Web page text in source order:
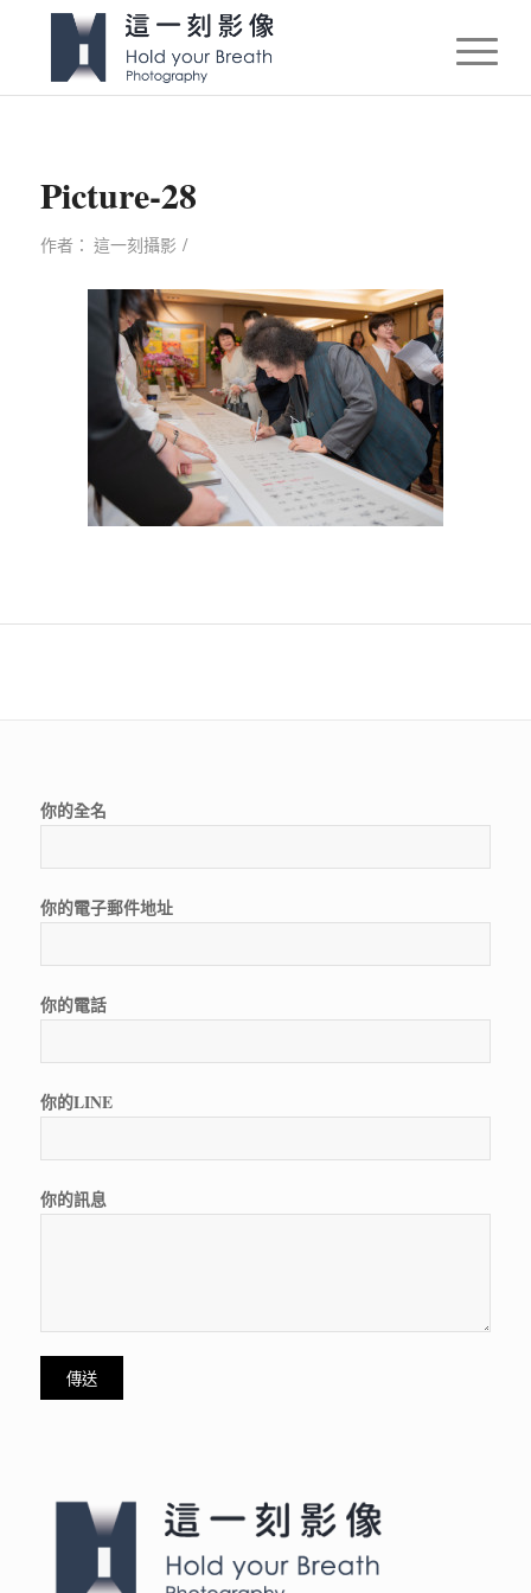
Picture-28
作者： 這一刻攝影 /
你的全名
你的電子郵件地址
你的電話
你的LINE
你的訊息